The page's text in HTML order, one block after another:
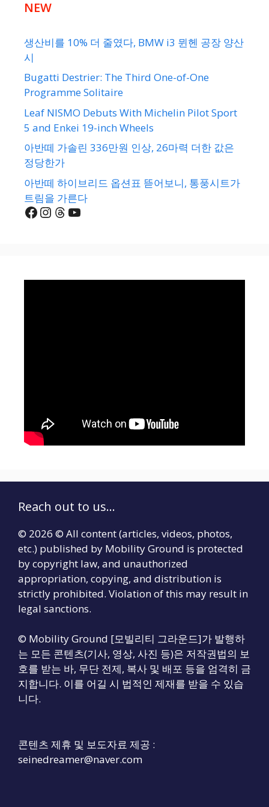
NEW
생산비를 10% 더 줄였다, BMW i3 뮌헨 공장 양산
시
Bugatti Destrier: The Third One-of-One
Programme Solitaire
Leaf NISMO Debuts With Michelin Pilot Sport
5 and Enkei 19-inch Wheels
아반떼 가솔린 336만원 인상, 26마력 더한 값은
정당한가
아반떼 하이브리드 옵션표 뜯어보니, 통풍시트가
트림을 가른다
Facebook
Instagram
Threads
YouTube
Reach out to us...
© 2026 © All content (articles, videos, photos,
etc.) published by Mobility Ground is protected
by copyright law, and unauthorized
appropriation, copying, and distribution is
strictly prohibited. Violation of this may result in
legal sanctions.
© Mobility Ground [모빌리티 그라운드]가 발행하
는 모든 콘텐츠(기사, 영상, 사진 등)은 저작권법의 보
호를 받는 바, 무단 전제, 복사 및 배포 등을 엄격히 금
지합니다. 이를 어길 시 법적인 제재를 받을 수 있습
니다.
콘텐츠 제휴 및 보도자료 제공 :
seinedreamer@naver.com